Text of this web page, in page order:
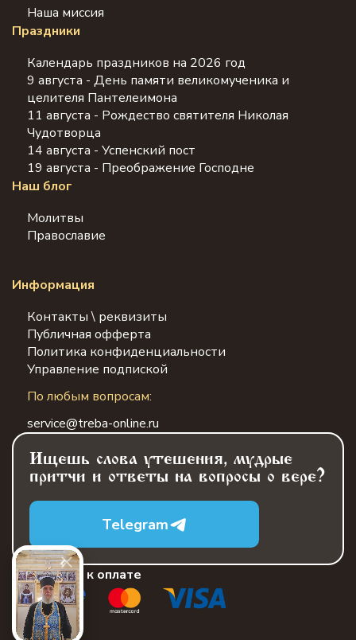
Наша миссия
Праздники
Календарь праздников на 2026 год
9 августа - День памяти великомученика и
целителя Пантелеимона
11 августа - Рождество святителя Николая
Чудотворца
14 августа - Успенский пост
19 августа - Преображение Господне
Наш блог
Молитвы
Православие
Информация
Контакты \ реквизиты
Публичная офферта
Политика конфиденциальности
Управление подпиской
По любым вопросам:
service@treba-online.ru
Ищешь слова утешения, мудрые
притчи и ответы на вопросы о вере?
Telegram
Принимаем к оплате